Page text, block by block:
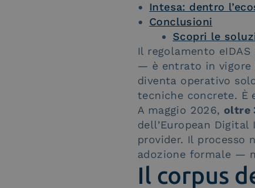
Intesa: dentro
Conclusioni
Scopri le
Il regolamento
— è entrato in vigore
diventa operativo
tecniche concrete. È
A maggio 2026, oltre
dell’European
provider. Il processo
adozione formale —
Il corpus